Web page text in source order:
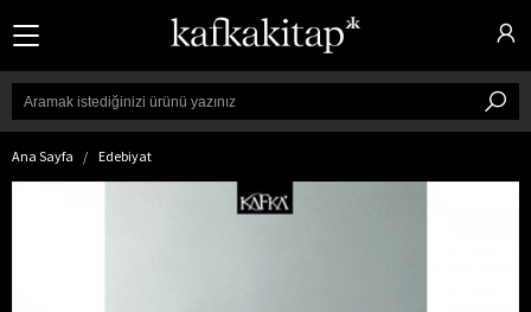
Kategoriler
Ana Sayfa Edebiyat